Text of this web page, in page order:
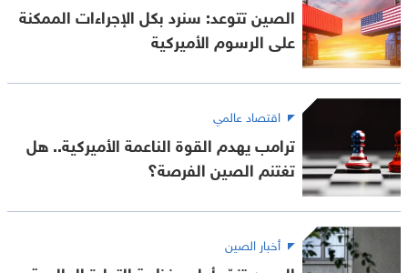
الصين تتوعد: سنرد بكل الإجراءات الممكنة
على الرسوم الأميركية
اقتصاد عالمي
ترامب يهدم القوة الناعمة الأميركية.. هل
تغتنم الصين الفرصة؟
أخبار الصين